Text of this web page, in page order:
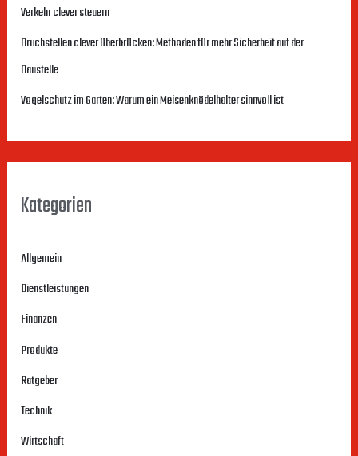
a
c
h
:
Verkehr clever steuern
Bruchstellen clever überbrücken: Methoden für mehr Sicherheit auf der
Baustelle
Vogelschutz im Garten: Warum ein Meisenknödelhalter sinnvoll ist
Kategorien
Allgemein
Dienstleistungen
Finanzen
Produkte
Ratgeber
Technik
Wirtschaft